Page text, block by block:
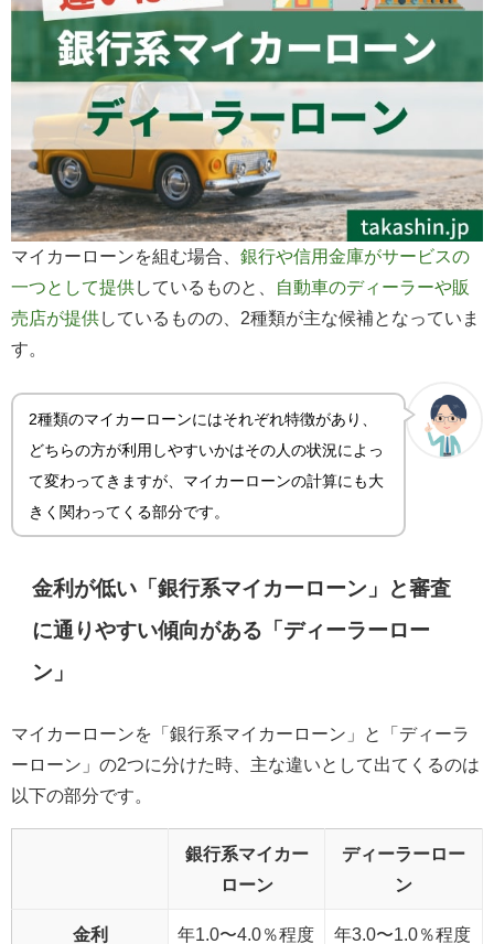
マイカーローンを組む場合、 銀行や信用金庫がサービスの
一つとして提供しているものと、
自動車のディーラーや販
売店が提供しているものの、2種類が主な候補となっていま
す。
2種類のマイカーローンにはそれぞれ特徴があり、
どちらの方が利用しやすいかはその人の状況によっ
て変わってきますが、マイカーローンの計算にも大
きく関わってくる部分です。
金利が低い「銀行系マイカーローン」と審査
に通りやすい傾向がある「ディーラーロー
ン」
マイカーローンを「銀行系マイカーローン」と「ディーラ
ーローン」の2つに分けた時、主な違いとして出てくるのは
以下の部分です。
銀行系マイカー
ローン
ディーラーロー
ン
金利 年1.0〜4.0％程度 年3.0〜1.0％程度